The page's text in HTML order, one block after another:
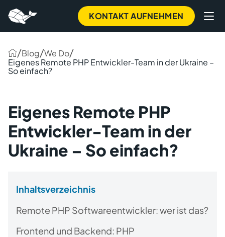
KONTAKT AUFNEHMEN
/Blog/We Do/
Eigenes Remote PHP Entwickler-Team in der Ukraine –
So einfach?
Eigenes Remote PHP
Entwickler-Team in der
Ukraine – So einfach?
Inhaltsverzeichnis
Remote PHP Softwareentwickler: wer ist das?
Frontend und Backend: PHP